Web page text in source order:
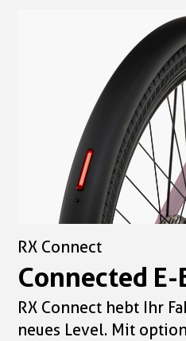
RX Connect
Connected E-
RX Connect hebt Ihr
neues Level. Mit